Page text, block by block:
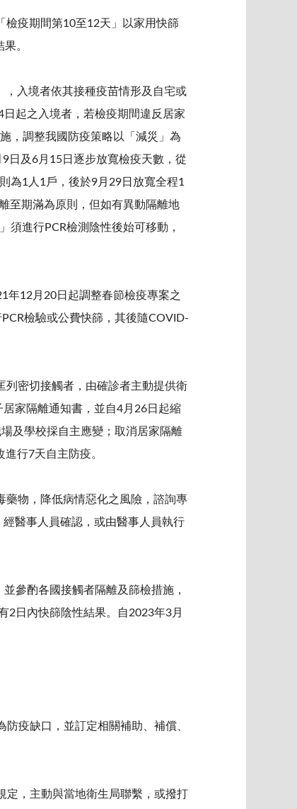
檢疫期間第10至12天」以家用快篩
。
入境者依其接種疫苗情形及自宅或
起之入境者，若檢疫期間違反居家
，調整我國防疫策略以「減災」為
日及6月15日逐步放寬檢疫天數，從
為1人1戶，後於9月29日放寬全程1
至期滿為原則，但如有異動隔離地
須進行PCR檢測陰性後始可移動，
年12月20日起調整春節檢疫專案之
檢驗或公費快篩，其後隨COVID-
列密切接觸者，由確診者主動提供衛
家隔離通知書，並自4月26日起縮
及學校採自主應變；取消居家隔離
行7天自主防疫。
藥物，降低病情惡化之風險，諮詢專
醫事人員確認，或由醫事人員執行
參酌各國接觸者隔離及篩檢措施，
2日內快篩陰性結果。自2023年3月
疫缺口，並訂定相關補助、補償、
定，主動與當地衛生局聯繫，或撥打